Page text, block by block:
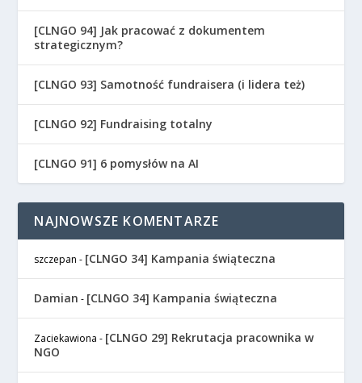
[CLNGO 94] Jak pracować z dokumentem
strategicznym?
[CLNGO 93] Samotność fundraisera (i lidera też)
[CLNGO 92] Fundraising totalny
[CLNGO 91] 6 pomysłów na AI
NAJNOWSZE KOMENTARZE
szczepan - [CLNGO 34] Kampania świąteczna
Damian - [CLNGO 34] Kampania świąteczna
Zaciekawiona - [CLNGO 29] Rekrutacja pracownika w
NGO